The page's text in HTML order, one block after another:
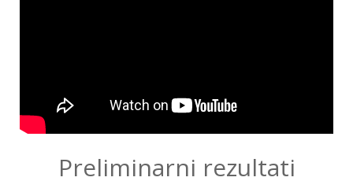
Preliminarni rezultati